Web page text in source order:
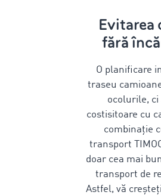
Evitarea
fără
O planificare
traseu
ocolurile, ci
costisitoare cu
combinație
transport
doar cea mai
transport de
Astfel, vă